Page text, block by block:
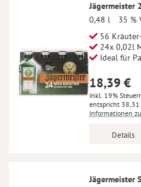
Jägermeister
0,48 l
35 %
56
24x 0,02l
Ideal für
18,39 €
Inkl. 19%
Informationen
Details
Jägermeister